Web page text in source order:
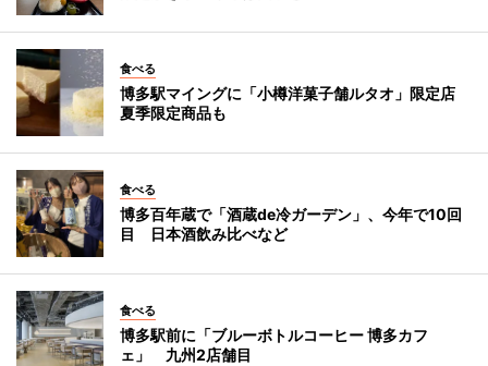
食べる
博多駅マイングに「小樽洋菓子舗ルタオ」限定店
夏季限定商品も
食べる
博多百年蔵で「酒蔵de冷ガーデン」、今年で10回
目 日本酒飲み比べなど
食べる
博多駅前に「ブルーボトルコーヒー 博多カフ
ェ」 九州2店舗目